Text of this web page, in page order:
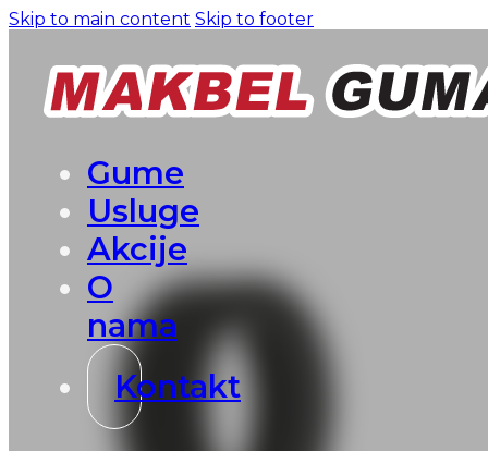
Skip to main content Skip to footer
Gume
Usluge
Akcije
O
nama
Kontakt